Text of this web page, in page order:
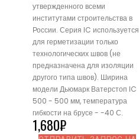
утвержденного всеми
институтами строительства в
России. Серия IC используется
для герметизации только
технологических швов (не
предназначена для изоляции
другого типа швов). Ширина
модели Дьюмарк Ватерстоп IC
500 - 500 мм, температура
гибкости на брусе - -40 С.
1,680₽